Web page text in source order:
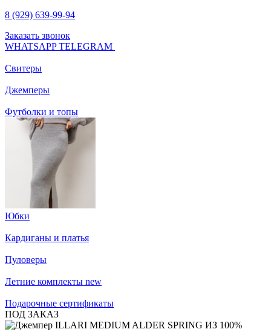
8 (929) 639-99-94
Заказать звонок
WHATSAPPTELEGRAM
Свитеры
Джемперы
Футболки и топы
Юбки
Кардиганы и платья
Пуловеры
Летние комплекты new
Подарочные сертификаты
ПОД ЗАКАЗ